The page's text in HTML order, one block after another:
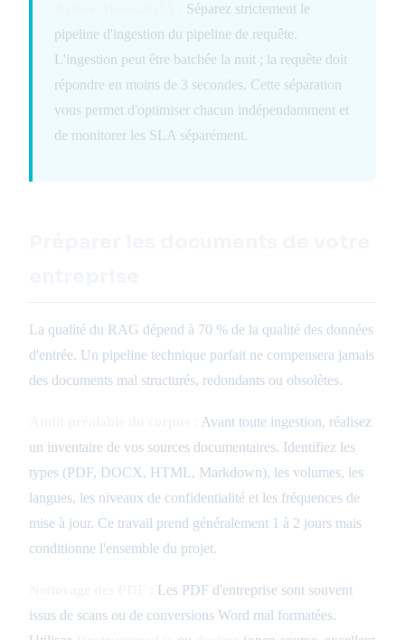
Séparez strictement le
pipeline d'ingestion du pipeline de requête.
L'ingestion peut être batchée la nuit ; la requête doit
répondre en moins de 3 secondes. Cette séparation
vous permet d'optimiser chacun indépendamment et
de monitorer les SLA séparément.
La qualité du RAG dépend à 70 % de la qualité des données
d'entrée. Un pipeline technique parfait ne compensera jamais
des documents mal structurés, redondants ou obsolètes.
Avant toute ingestion, réalisez
un inventaire de vos sources documentaires. Identifiez les
types (PDF, DOCX, HTML, Markdown), les volumes, les
langues, les niveaux de confidentialité et les fréquences de
mise à jour. Ce travail prend généralement 1 à 2 jours mais
conditionne l'ensemble du projet.
Les PDF d'entreprise sont souvent
issus de scans ou de conversions Word mal formatées.